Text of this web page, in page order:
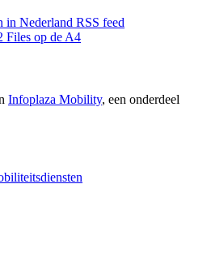
in Nederland RSS feed
Files op de A4
Infoplaza Mobility, een onderdeel